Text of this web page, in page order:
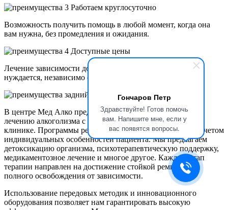
Гончаров Петр
Здравствуйте! Готов помочь
вам. Напишите мне, если у
вас появятся вопросы.
Работаем круглосуточно
Возможность получить помощь в любой момент, когда она
вам нужна, без промедления и ожидания.
Доступные цены
Лечение зависимости доступно для каждого, кто в нем
нуждается, независимо от финансового положения.
В центре Мед Алко предлагается комплексный подход к
лечению алкоголизма с помощью психиатра-нарколога в
клинике. Программы реабилитации разрабатываются с учетом
индивидуальных особенностей пациента. Мы предлагаем
детоксикацию организма, психотерапевтическую поддержку,
медикаментозное лечение и многое другое. Каждый этап
терапии направлен на достижение стойкой ремиссии и
полного освобождения от зависимости.
Использование передовых методик и инновационного
оборудования позволяет нам гарантировать высокую